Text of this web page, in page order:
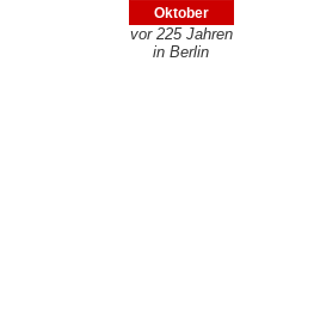
Oktober
vor 225 Jahren
in Berlin